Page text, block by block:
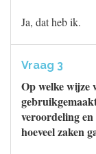
Ja, dat heb ik.
Vraag 3
Op welke wijze
veroordeling
hoeveel zaken